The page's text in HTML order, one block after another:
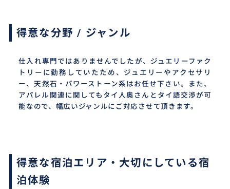
得意な分野 / ジャンル
仕入れ専門ではありませんでしたが、ジュエリーファク
トリーに勤務していたため、ジュエリーやアクセサリ
ー、天然石・パワーストーン系はお任せ下さい。また、
アパレル関連に関してもタイ人奥さんとタイ語交渉が可
能なので、幅広いジャンルにご対応させて頂きます。
得意な宿泊エリア・大切にしている宿
泊体験